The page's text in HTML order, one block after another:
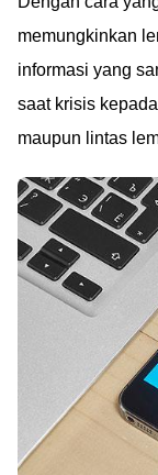
memungkinkan
informasi yang
saat krisis
maupun lintas